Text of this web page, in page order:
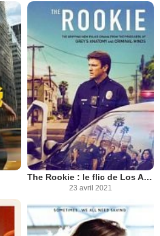
The Rookie : le flic de Los Angeles
23 avril 2021